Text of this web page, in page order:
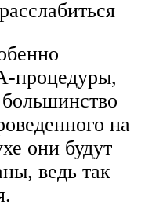
процедуры,
на
они будут
ведь так